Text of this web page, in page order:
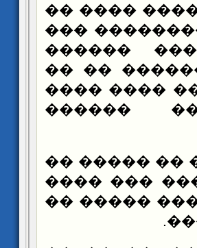
��� ����
���� �� ���
�� �����
������� ��
������� ��
����� ��
����
���� ���
��� ���